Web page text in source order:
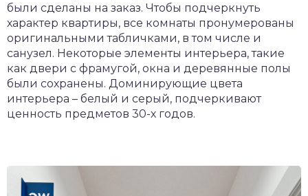
были сделаны на заказ. Чтобы подчеркнуть
характер квартиры, все комнаты пронумерованы
оригинальными табличками, в том числе и
санузел. Некоторые элементы интерьера, такие
как двери с фрамугой, окна и деревянные полы
были сохранены. Доминирующие цвета
интерьера – белый и серый, подчеркивают
ценность предметов 30-х годов.